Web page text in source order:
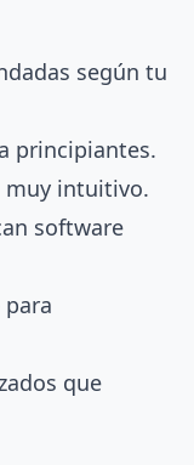
según tu
principiantes.
muy intuitivo.
software
que